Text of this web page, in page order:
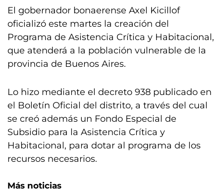
El gobernador bonaerense Axel Kicillof
oficializó este martes la creación del
Programa de Asistencia Crítica y Habitacional,
que atenderá a la población vulnerable de la
provincia de Buenos Aires.
Lo hizo mediante el decreto 938 publicado en
el Boletín Oficial del distrito, a través del cual
se creó además un Fondo Especial de
Subsidio para la Asistencia Crítica y
Habitacional, para dotar al programa de los
recursos necesarios.
Más noticias